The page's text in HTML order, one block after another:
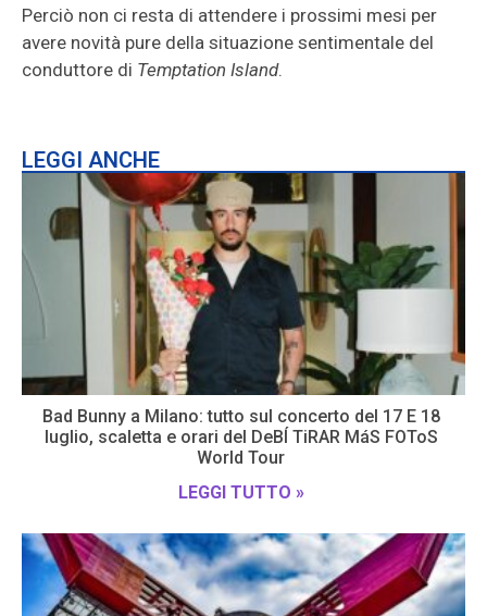
Perciò non ci resta di attendere i prossimi mesi per
avere novità pure della situazione sentimentale del
conduttore di Temptation Island.
LEGGI ANCHE
Bad Bunny a Milano: tutto sul concerto del 17 E 18
luglio, scaletta e orari del DeBÍ TiRAR MáS FOToS
World Tour
LEGGI TUTTO »